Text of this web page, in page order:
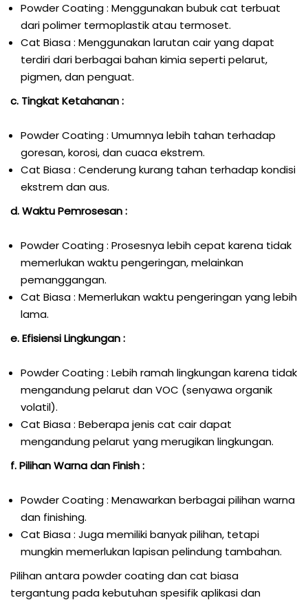
Powder Coating : Menggunakan bubuk cat terbuat
dari polimer termoplastik atau termoset.
Cat Biasa : Menggunakan larutan cair yang dapat
terdiri dari berbagai bahan kimia seperti pelarut,
pigmen, dan penguat.
c. Tingkat Ketahanan :
Powder Coating : Umumnya lebih tahan terhadap
goresan, korosi, dan cuaca ekstrem.
Cat Biasa : Cenderung kurang tahan terhadap kondisi
ekstrem dan aus.
d. Waktu Pemrosesan :
Powder Coating : Prosesnya lebih cepat karena tidak
memerlukan waktu pengeringan, melainkan
pemanggangan.
Cat Biasa : Memerlukan waktu pengeringan yang lebih
lama.
e. Efisiensi Lingkungan :
Powder Coating : Lebih ramah lingkungan karena tidak
mengandung pelarut dan VOC (senyawa organik
volatil).
Cat Biasa : Beberapa jenis cat cair dapat
mengandung pelarut yang merugikan lingkungan.
f. Pilihan Warna dan Finish :
Powder Coating : Menawarkan berbagai pilihan warna
dan finishing.
Cat Biasa : Juga memiliki banyak pilihan, tetapi
mungkin memerlukan lapisan pelindung tambahan.
Pilihan antara powder coating dan cat biasa
tergantung pada kebutuhan spesifik aplikasi dan